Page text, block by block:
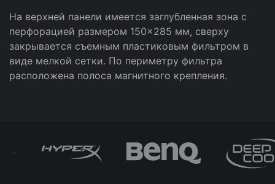
На верхней панели имеется заглубленная зона с
перфорацией размером 150×285 мм, сверху
закрывается съемным пластиковым фильтром в
виде мелкой сетки. По периметру фильтра
расположена полоса магнитного крепления.